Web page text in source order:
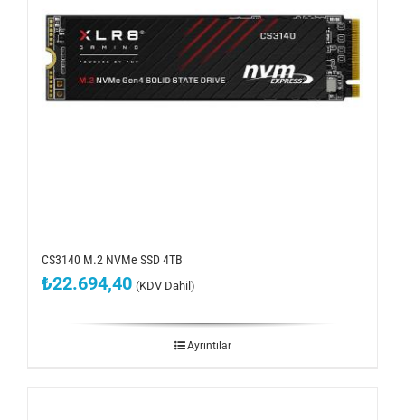
CS3140 M.2 NVMe SSD 4TB
₺22.694,40 (KDV Dahil)
Ayrıntılar